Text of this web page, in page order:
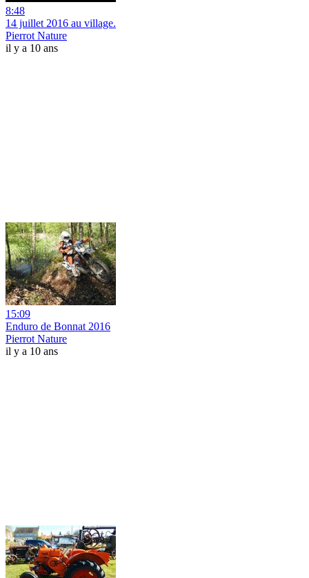
8:48
14 juillet 2016 au village.
Pierrot Nature
il y a 10 ans
15:09
Enduro de Bonnat 2016
Pierrot Nature
il y a 10 ans